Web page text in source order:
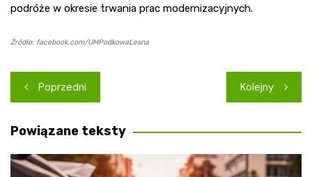
podróże w okresie trwania prac modernizacyjnych.
Źródło: facebook.com/UMPodkowaLesna
Nawigacja
wpisu
Poprzedni Kolejny
Powiązane teksty